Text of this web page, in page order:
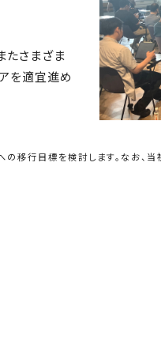
たさまざま
を適宜進め
移行目標を検討します。なお